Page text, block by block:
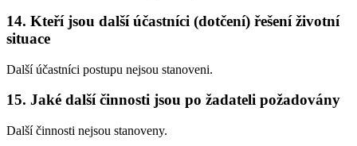
14. Kteří jsou další účastníci (dotčení) řešení životní
situace
Další účastníci postupu nejsou stanoveni.
15. Jaké další činnosti jsou po žadateli požadovány
Další činnosti nejsou stanoveny.